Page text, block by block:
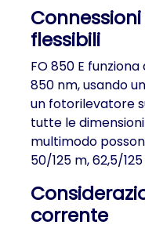
flessibili
FO 850 E
850 nm, usando
un fotorilevatore
tutte le
multimodo
50/125 m, 62,5/
corrente